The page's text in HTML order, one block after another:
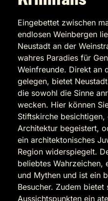
Eingebettet zwischen
endlosen Weinbergen
Neustadt an der
wahres Paradies für
Weinfreunde. Direkt an
gelegen, bietet
die sowohl die Sinne
wecken. Hier können
Stiftskirche
Architektur begeistert,
ein architektonisches
Region widerspiegelt.
beliebtes Wahrzeichen,
und Mythen und ist ein
Besucher. Zudem
Aussichtspunkten ein